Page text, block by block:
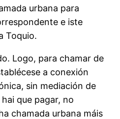
urbana para
e iste
Toquio.
Logo, para chamar de
a conexión
sin mediación de
que pagar, no
chamada urbana máis